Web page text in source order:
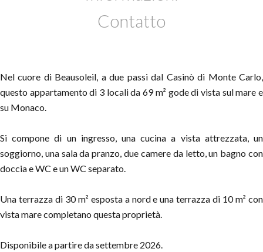
Contatto
Nel cuore di Beausoleil, a due passi dal Casinò di Monte Carlo,
questo appartamento di 3 locali da 69 m² gode di vista sul mare e
su Monaco.
Si compone di un ingresso, una cucina a vista attrezzata, un
soggiorno, una sala da pranzo, due camere da letto, un bagno con
doccia e WC e un WC separato.
Una terrazza di 30 m² esposta a nord e una terrazza di 10 m² con
vista mare completano questa proprietà.
Disponibile a partire da settembre 2026.